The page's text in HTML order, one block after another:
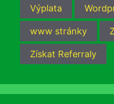
Výplata
www stránky
Získat Referraly